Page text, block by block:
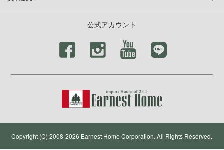
公式アカウント
Copyright (C) 2008-2026 Earnest Home Corporation. All Rights Reserved.